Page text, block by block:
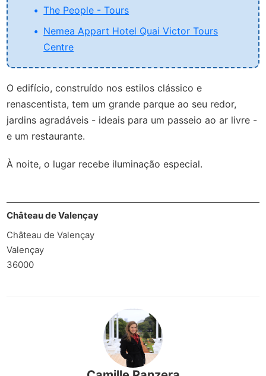
The People - Tours
Nemea Appart Hotel Quai Victor Tours
Centre
O edifício, construído nos estilos clássico e
renascentista, tem um grande parque ao seu redor,
jardins agradáveis - ideais para um passeio ao ar livre -
e um restaurante.
À noite, o lugar recebe iluminação especial.
Château de Valençay
Château de Valençay
Valençay
36000